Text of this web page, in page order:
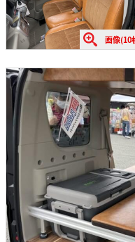
画像(10